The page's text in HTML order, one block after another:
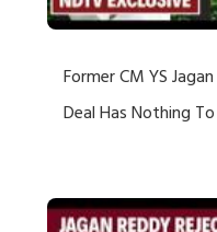
Former CM YS
Deal Has Nothing